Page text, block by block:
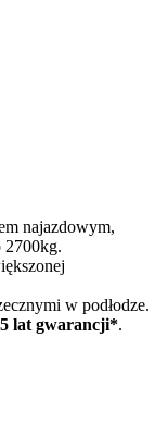
najazdowym,
2700kg.
w podłodze.
5 lat gwarancji*.